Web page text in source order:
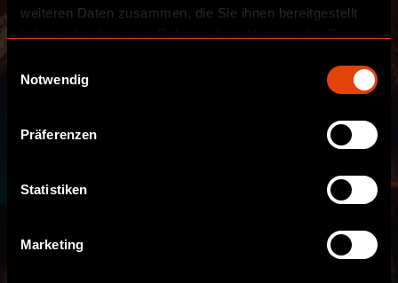
weiteren Daten zusammen, die Sie ihnen bereitgestellt
Notwendig
Präferenzen
Statistiken
Marketing